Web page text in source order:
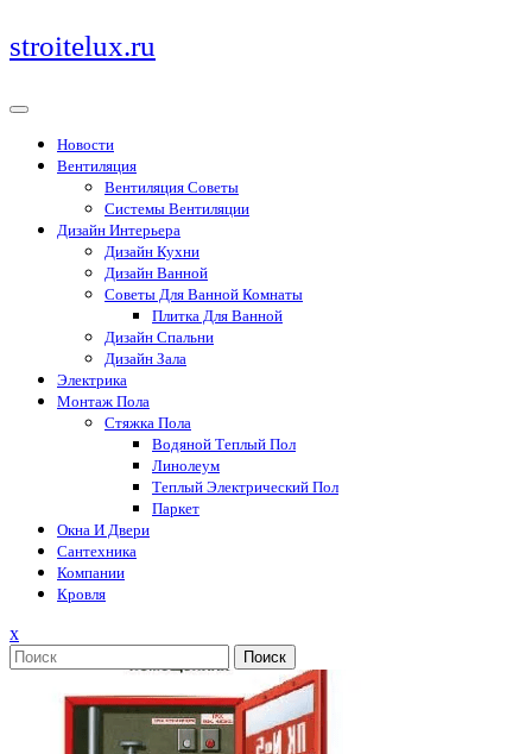
Перейти
к
stroitelux.ru
Новости
Вентиляция
Вентиляция Советы
Системы Вентиляции
Дизайн Интерьера
Дизайн Кухни
Дизайн Ванной
Советы Для Ванной Комнаты
Плитка Для Ванной
Дизайн Спальни
Дизайн Зала
Электрика
Монтаж Пола
Стяжка Пола
Водяной Теплый Пол
Линолеум
Теплый Электрический Пол
Паркет
Окна И Двери
Сантехника
Компании
Кровля
xЗакрыть
меню
Поиск